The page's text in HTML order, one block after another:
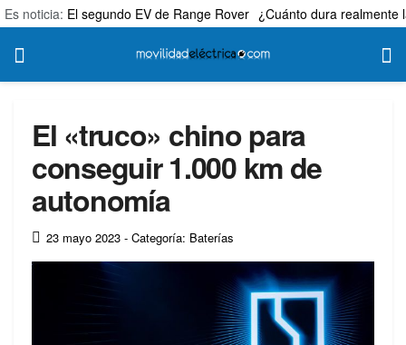
Es noticia: El segundo EV de Range Rover ¿Cuánto dura realmente
El «truco» chino para
conseguir 1.000 km de
autonomía
23 mayo 2023 - Categoría: Baterías